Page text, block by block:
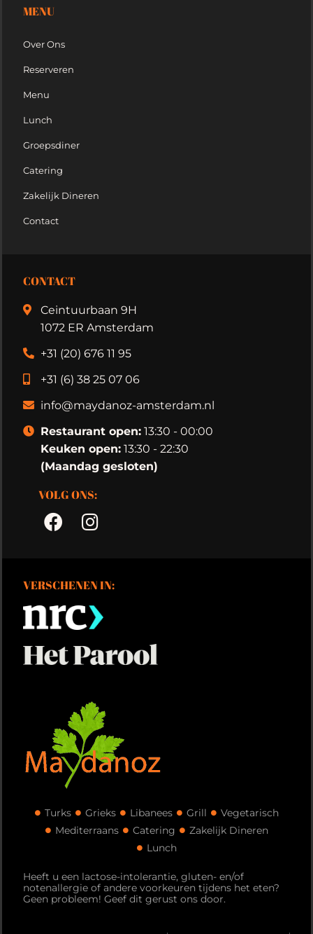
MENU
Over Ons
Reserveren
Menu
Lunch
Groepsdiner
Catering
Zakelijk Dineren
Contact
CONTACT
Ceintuurbaan 9H
1072 ER Amsterdam
+31 (20) 676 11 95
+31 (6) 38 25 07 06
info@maydanoz-amsterdam.nl
Restaurant open: 13:30 - 00:00
Keuken open: 13:30 - 22:30
(Maandag gesloten)
VOLG ONS:
VERSCHENEN IN:
Turks Grieks Libanees Grill
Vegetarisch
Mediterraans
Catering
Zakelijk Dineren
Lunch
Heeft u een lactose-intolerantie, gluten- en/of
notenallergie of andere voorkeuren tijdens het eten?
Geen probleem! Geef dit gerust ons door.